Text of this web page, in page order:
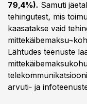
79,4%). Samuti
tehingutest, mis
kaasatakse vaid
Lähtudes teenuste
arvuti- ja